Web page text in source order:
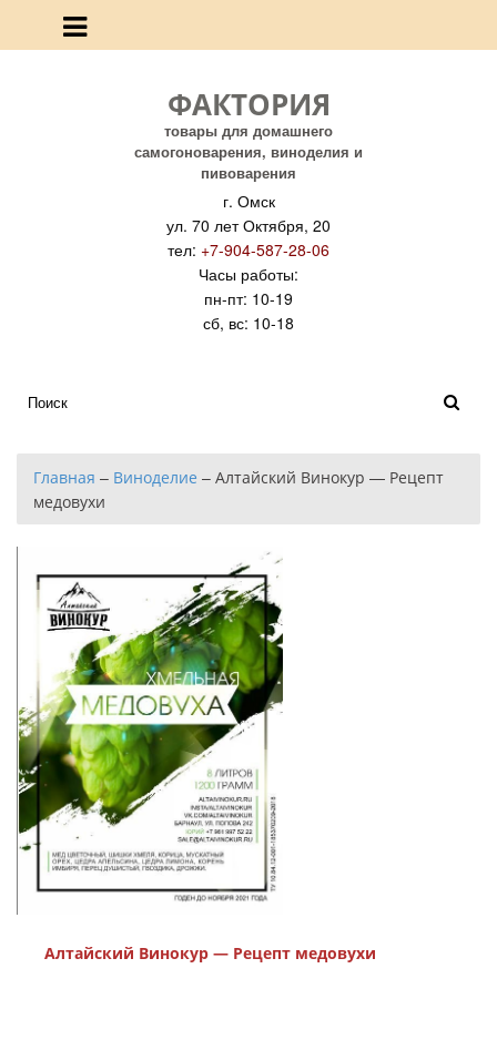
ФАКТОРИЯ
товары для домашнего
самогоноварения, виноделия и
пивоварения
г. Омск
ул. 70 лет Октября, 20
тел: +7-904-587-28-06
Часы работы:
пн-пт: 10-19
сб, вс: 10-18
Главная – Виноделие – Алтайский Винокур — Рецепт
медовухи
Алтайский Винокур — Рецепт медовухи